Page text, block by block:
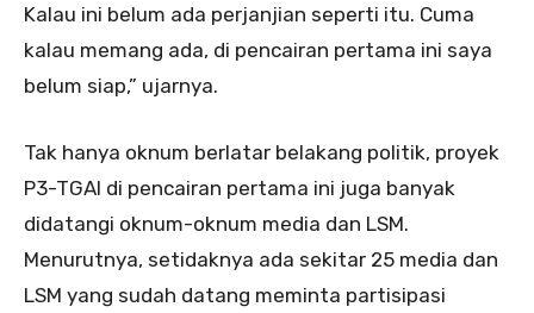
Kalau ini belum ada perjanjian seperti itu. Cuma
kalau memang ada, di pencairan pertama ini saya
belum siap,” ujarnya.
Tak hanya oknum berlatar belakang politik, proyek
P3-TGAI di pencairan pertama ini juga banyak
didatangi oknum-oknum media dan LSM.
Menurutnya, setidaknya ada sekitar 25 media dan
LSM yang sudah datang meminta partisipasi